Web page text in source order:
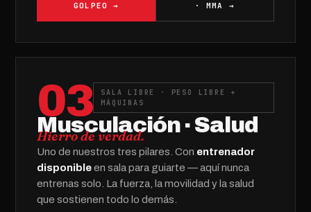
GOLPEO →
· MMA →
03
SALA LIBRE · PESO LIBRE +
MÁQUINAS
Musculación · Salud
Hierro de verdad.
Uno de nuestros tres pilares. Con entrenador
disponibleen sala para guiarte — aquí nunca
entrenas solo. La fuerza, la movilidad y la salud
que sostienen todo lo demás.